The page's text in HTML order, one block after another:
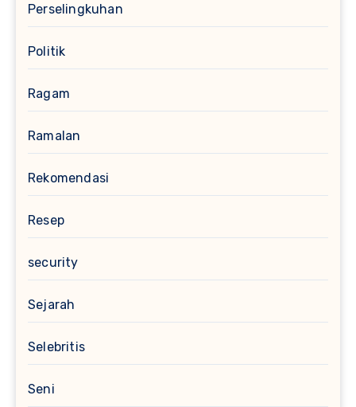
Perselingkuhan
Politik
Ragam
Ramalan
Rekomendasi
Resep
security
Sejarah
Selebritis
Seni